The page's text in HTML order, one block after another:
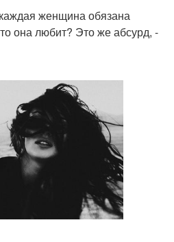
женщина обязана
она любит? Это же абсурд, -